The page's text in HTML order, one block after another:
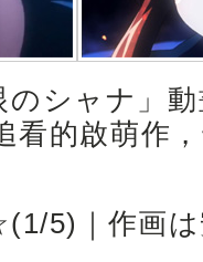
のシャナ」
看的啟萌作
5)｜作画は